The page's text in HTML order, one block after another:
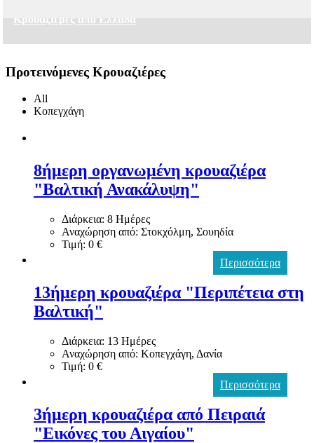
Κρουαζιέρες από Ελλάδα
Προτεινόμενες Κρουαζιέρες
All
Κοπεγχάγη
8ήμερη οργανωμένη κρουαζιέρα
"Βαλτική Ανακάλυψη"
Διάρκεια: 8 Ημέρες
Αναχώρηση από: Στοκχόλμη, Σουηδία
Τιμή: 0 €
Περισσότερα
13ήμερη κρουαζιέρα "Περιπέτεια στη
Βαλτική"
Διάρκεια: 13 Ημέρες
Αναχώρηση από: Κοπεγχάγη, Δανία
Τιμή: 0 €
Περισσότερα
3ήμερη κρουαζιέρα από Πειραιά
"Εικόνες του Αιγαίου"